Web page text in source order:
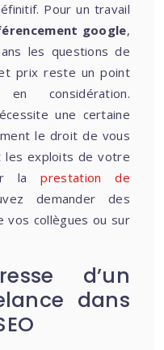
Pour un travail
google,
les questions de
prix reste un point
considération.
une certaine
le droit de vous
les exploits de votre
laprestation de
demander des
vos collègues ou sur
d’un
dans